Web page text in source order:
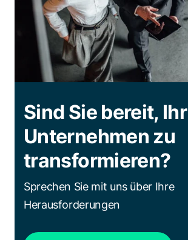
Sind Sie bereit, Ihr
Unternehmen zu
transformieren?
Sprechen Sie mit uns über Ihre
Herausforderungen